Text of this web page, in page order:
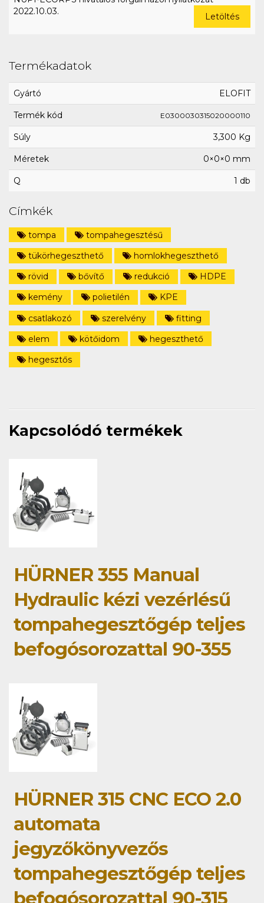
2022.10.03.
Letöltés
Termékadatok
Gyártó ELOFIT
Termék kód E0300030315020000110
Súly 3,300 Kg
Méretek 0×0×0 mm
Q 1 db
Címkék
tompa
tompahegesztésű
tükörhegeszthető
homlokhegeszthető
rövid
bővítő redukció
HDPE
kemény
polietilén
KPE
csatlakozó
szerelvény
fitting
elem
kötőidom
hegeszthető
hegesztős
Kapcsolódó termékek
HÜRNER 355 Manual
Hydraulic kézi vezérlésű
tompahegesztőgép teljes
befogósorozattal 90-355
HÜRNER 315 CNC ECO 2.0
automata
jegyzőkönyvezős
tompahegesztőgép teljes
befogósorozattal 90-315